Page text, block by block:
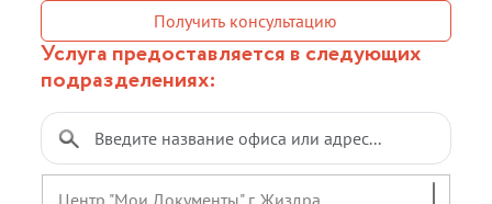
Получить консультацию
Услуга предоставляется в следующих
подразделениях:
Центр "Мои Документы" г. Жиздра